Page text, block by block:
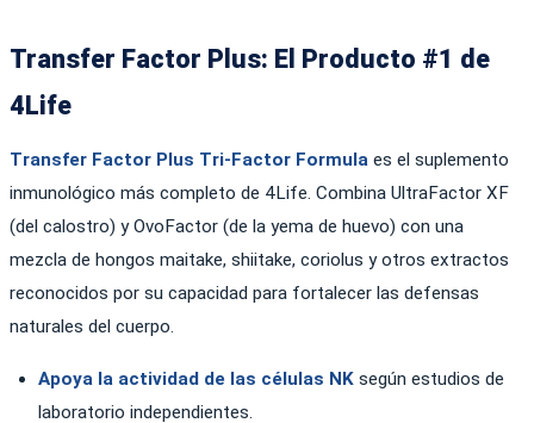
Transfer Factor Plus: El Producto #1 de
4Life
Transfer Factor Plus Tri-Factor Formula es el suplemento
inmunológico más completo de 4Life. Combina UltraFactor XF
(del calostro) y OvoFactor (de la yema de huevo) con una
mezcla de hongos maitake, shiitake, coriolus y otros extractos
reconocidos por su capacidad para fortalecer las defensas
naturales del cuerpo.
Apoya la actividad de las células NK según estudios de
laboratorio independientes.